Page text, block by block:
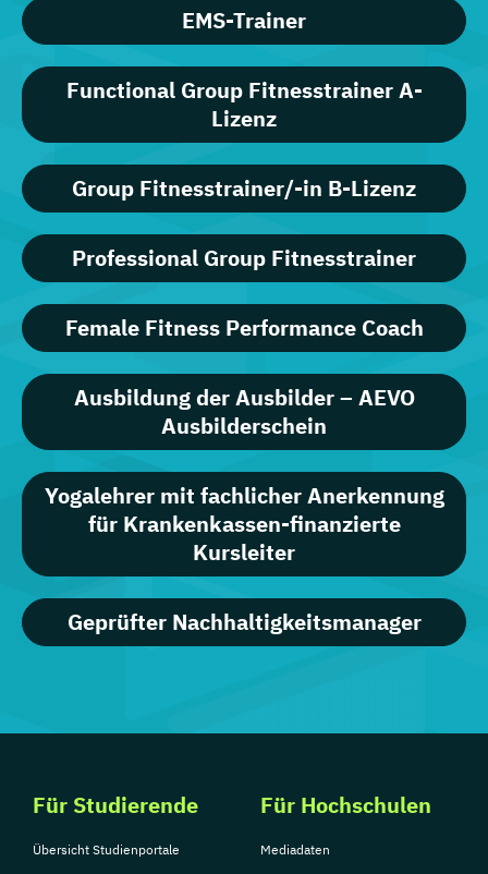
EMS-Trainer
Functional Group Fitnesstrainer A-
Lizenz
Group Fitnesstrainer/-in B-Lizenz
Professional Group Fitnesstrainer
Female Fitness Performance Coach
Ausbildung der Ausbilder – AEVO
Ausbilderschein
Yogalehrer mit fachlicher Anerkennung
für Krankenkassen-finanzierte
Kursleiter
Geprüfter Nachhaltigkeitsmanager
Für Studierende
Übersicht Studienportale
Für Hochschulen
Mediadaten